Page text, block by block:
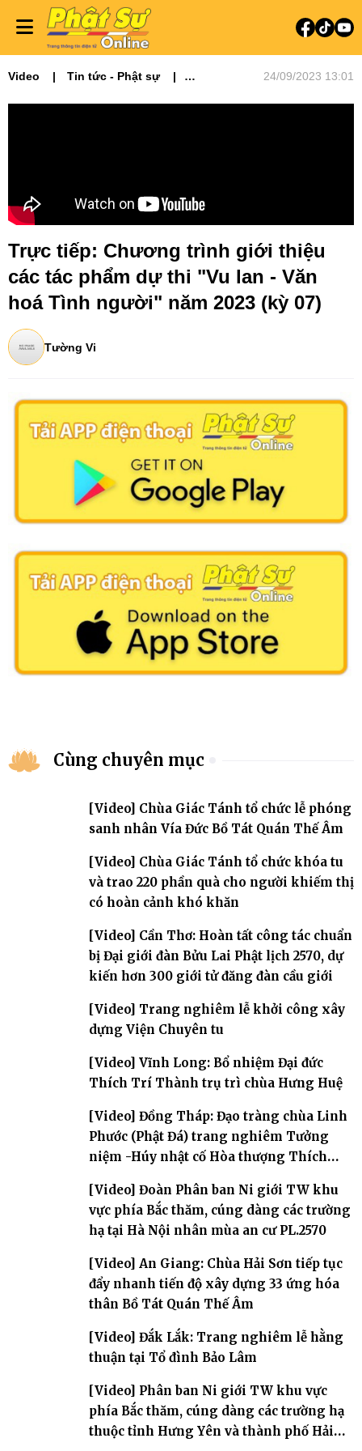
Video
Tin tức - Phật sự
24/09/2023 13:01
Trực tiếp: Chương trình giới thiệu
các tác phẩm dự thi "Vu lan - Văn
hoá Tình người" năm 2023 (kỳ 07)
Tường Vi
Cùng chuyên mục
[Video] Chùa Giác Tánh tổ chức lễ phóng
sanh nhân Vía Đức Bồ Tát Quán Thế Âm
[Video] Chùa Giác Tánh tổ chức khóa tu
và trao 220 phần quà cho người khiếm thị
có hoàn cảnh khó khăn
[Video] Cần Thơ: Hoàn tất công tác chuẩn
bị Đại giới đàn Bửu Lai Phật lịch 2570, dự
kiến hơn 300 giới tử đăng đàn cầu giới
[Video] Trang nghiêm lễ khởi công xây
dựng Viện Chuyên tu
[Video] Vĩnh Long: Bổ nhiệm Đại đức
Thích Trí Thành trụ trì chùa Hưng Huệ
[Video] Đồng Tháp: Đạo tràng chùa Linh
Phước (Phật Đá) trang nghiêm Tưởng
niệm -Húy nhật cố Hòa thượng Thích
[Video] Đoàn Phân ban Ni giới TW khu
vực phía Bắc thăm, cúng dàng các trường
hạ tại Hà Nội nhân mùa an cư PL.2570
[Video] An Giang: Chùa Hải Sơn tiếp tục
đẩy nhanh tiến độ xây dựng 33 ứng hóa
thân Bồ Tát Quán Thế Âm
[Video] Đắk Lắk: Trang nghiêm lễ hằng
thuận tại Tổ đình Bảo Lâm
[Video] Phân ban Ni giới TW khu vực
phía Bắc thăm, cúng dàng các trường hạ
thuộc tỉnh Hưng Yên và thành phố Hải